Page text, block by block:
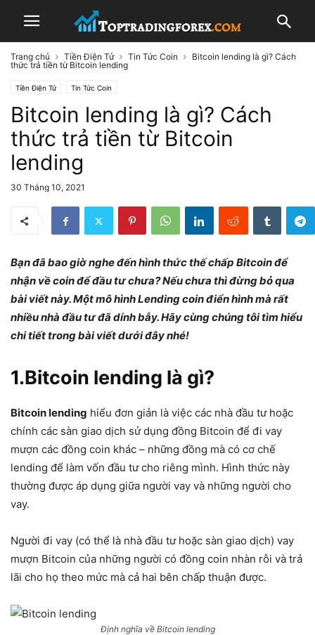
Trang chủ Tiền Điện Tử Tin Tức Coin
Bitcoin lending là gì? Cách
thức trả tiền từ Bitcoin lending
Tiền Điện Tử Tin Tức Coin
Bitcoin lending là gì? Cách
thức trả tiền từ Bitcoin
lending
30 Tháng 10, 2021
Bạn đã bao giờ nghe đến hình thức thế chấp Bitcoin để
nhận về coin để đầu tư chưa? Nếu chưa thì đừng bỏ qua
bài viết này. Một mô hình Lending coin điển hình mà rất
nhiều nhà đầu tư đã dính bẫy. Hãy cùng chúng tôi tìm hiểu
chi tiết trong bài viết dưới đây nhé!
1.Bitcoin lending là gì?
Bitcoin lending hiểu đơn giản là việc các nhà đầu tư hoặc
chính các sàn giao dịch sử dụng đồng Bitcoin để đi vay
mượn các đồng coin khác – những đồng mà có cơ chế
lending để làm vốn đầu tư cho riêng mình. Hình thức này
thường được áp dụng giữa người vay và những người cho
vay.
Người đi vay (có thể là nhà đầu tư hoặc sàn giao dịch) vay
mượn Bitcoin của những người có đồng coin nhàn rỗi và trả
lãi cho họ theo mức mà cả hai bên chấp thuận được.
Định nghĩa về Bitcoin lending